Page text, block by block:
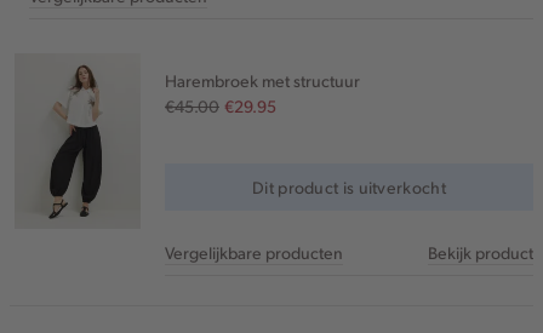
Harembroek met structuur
€45.00 €29.95
Dit product is uitverkocht
Vergelijkbare producten Bekijk product